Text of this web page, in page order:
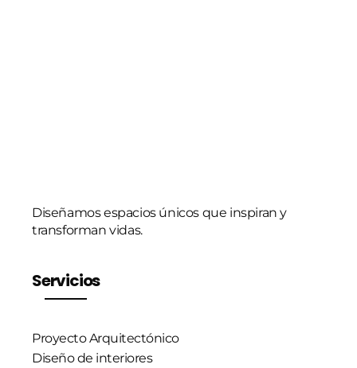
Diseñamos espacios únicos que inspiran y
transforman vidas.
Servicios
Proyecto Arquitectónico
Diseño de interiores